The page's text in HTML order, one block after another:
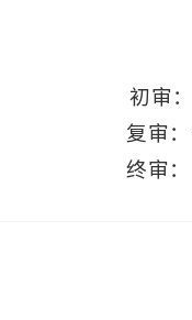
初审
复审
终审